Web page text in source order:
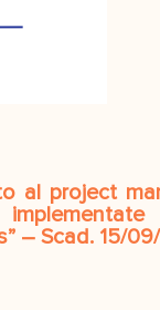
al project
– Scad. 15/